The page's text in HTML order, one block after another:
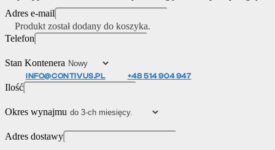
Produkt został dodany do koszyka.
INFO@CONTIVUS.PL +48 514 904 947
Adres e-mail
Telefon
Stan Kontenera
Ilość
Okres wynajmu
Adres dostawy